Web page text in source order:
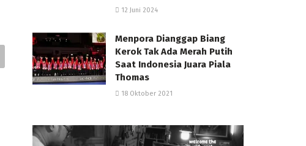
12 Juni 2024
Menpora Dianggap Biang
Kerok Tak Ada Merah Putih
Saat Indonesia Juara Piala
Thomas
18 Oktober 2021